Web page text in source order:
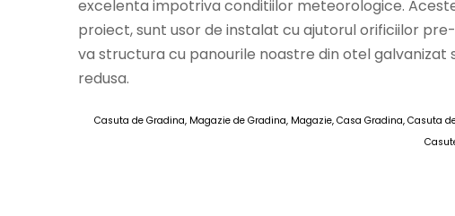
excelenta impotriva conditiilor meteorologice.
proiect, sunt usor de instalat cu ajutorul orificiilor
va structura cu panourile noastre din otel
redusa.
Casuta de Gradina, Magazie de Gradina, Magazie, Casa Gradina, Casuta